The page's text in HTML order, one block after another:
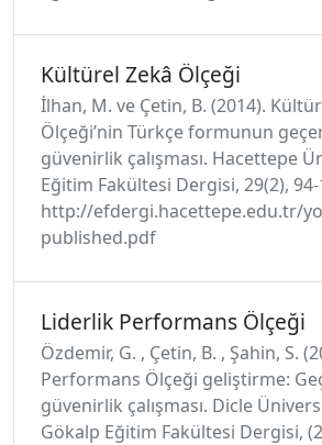
Kültürel Zekâ Ölçeği
İlhan, M. ve Çetin, B. (2014).
Ölçeği’nin Türkçe formunun
güvenirlik çalışması. Hacettepe
Eğitim Fakültesi Dergisi, 29(2), 94-
http://efdergi.hacettepe.edu.tr/
published.pdf
Liderlik Performans Ölçeği
Özdemir, G. , Çetin, B. , Şahin, S.
Performans Ölçeği geliştirme:
güvenirlik çalışması. Dicle
Gökalp Eğitim Fakültesi Dergisi,